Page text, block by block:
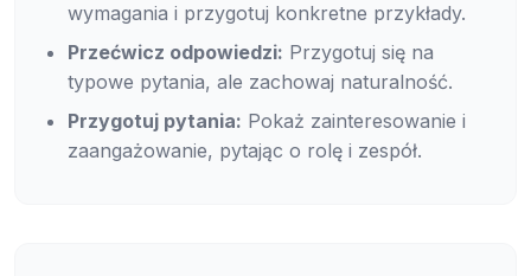
wymagania i przygotuj konkretne przykłady.
Przećwicz odpowiedzi: Przygotuj się na
typowe pytania, ale zachowaj naturalność.
Przygotuj pytania: Pokaż zainteresowanie i
zaangażowanie, pytając o rolę i zespół.